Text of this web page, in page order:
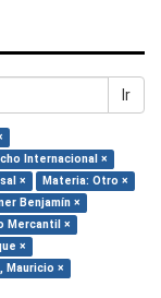
Ir
Internacional ×
×
Materia: Otro ×
Benjamín ×
Mercantil ×
×
Mauricio ×